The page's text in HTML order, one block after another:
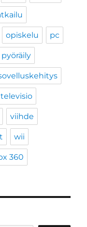
opiskelu pc
pyöräily
televisio
viihde
wii
360